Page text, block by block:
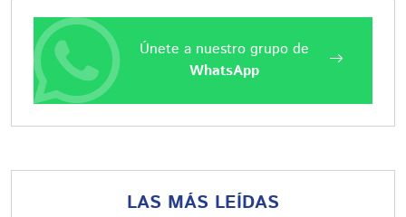
Únete a nuestro grupo de
WhatsApp
LAS MÁS LEÍDAS